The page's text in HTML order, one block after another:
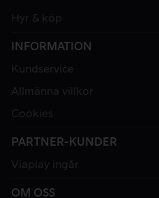
Hyr & köp
INFORMATION
Kundservice
Allmänna villkor
Cookies
PARTNER-KUNDER
Viaplay ingår
OM OSS